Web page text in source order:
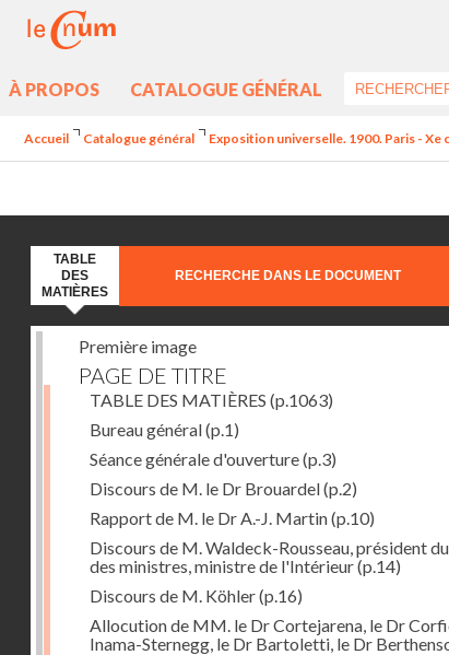
À PROPOS CATALOGUE GÉNÉRAL
Accueil Catalogue général Exposition universelle. 1900. Paris -
TABLE
DES
MATIÈRES
RECHERCHE DANS LE DOCUMENT
Première image
PAGE DE TITRE
TABLE DES MATIÈRES (p.1063)
Bureau général(p.1)
Séance générale d'ouverture(p.3)
Discours de M. le Dr Brouardel(p.2)
Rapport de M. le Dr A.-J. Martin(p.10)
Discours de M. Waldeck-Rousseau, président
des ministres, ministre de l'Intérieur(p.14)
Discours de M. Köhler(p.16)
Allocution de MM. le Dr Cortejarena, le Dr
Inama-Sternegg, le Dr Bartoletti, le Dr